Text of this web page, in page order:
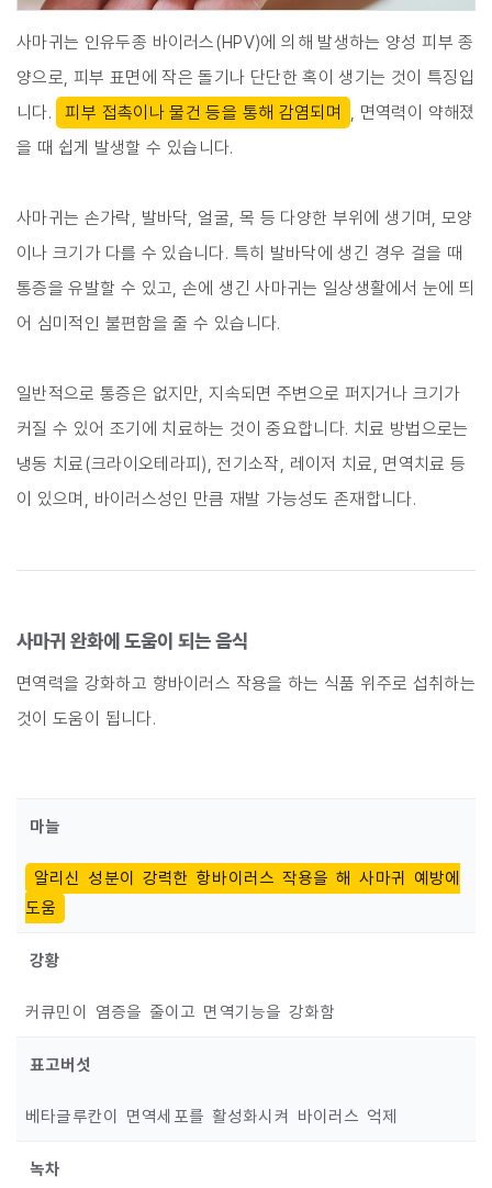
사마귀는 인유두종 바이러스(HPV)에 의해 발생하는 양성 피부 종
양으로, 피부 표면에 작은 돌기나 단단한 혹이 생기는 것이 특징입
니다.
피부 접촉이나 물건 등을 통해 감염되며 , 면역력이 약해졌
을 때 쉽게 발생할 수 있습니다.
사마귀는 손가락, 발바닥, 얼굴, 목 등 다양한 부위에 생기며, 모양
이나 크기가 다를 수 있습니다. 특히 발바닥에 생긴 경우 걸을 때
통증을 유발할 수 있고, 손에 생긴 사마귀는 일상생활에서 눈에 띄
어 심미적인 불편함을 줄 수 있습니다.
일반적으로 통증은 없지만, 지속되면 주변으로 퍼지거나 크기가
커질 수 있어 조기에 치료하는 것이 중요합니다. 치료 방법으로는
냉동 치료(크라이오테라피), 전기소작, 레이저 치료, 면역치료 등
이 있으며, 바이러스성인 만큼 재발 가능성도 존재합니다.
사마귀 완화에 도움이 되는 음식
면역력을 강화하고 항바이러스 작용을 하는 식품 위주로 섭취하는
것이 도움이 됩니다.
마늘
알리신 성분이 강력한 항바이러스 작용을 해 사마귀 예방에
도움
강황
커큐민이 염증을 줄이고 면역기능을 강화함
표고버섯
베타글루칸이 면역세포를 활성화시켜 바이러스 억제
녹차